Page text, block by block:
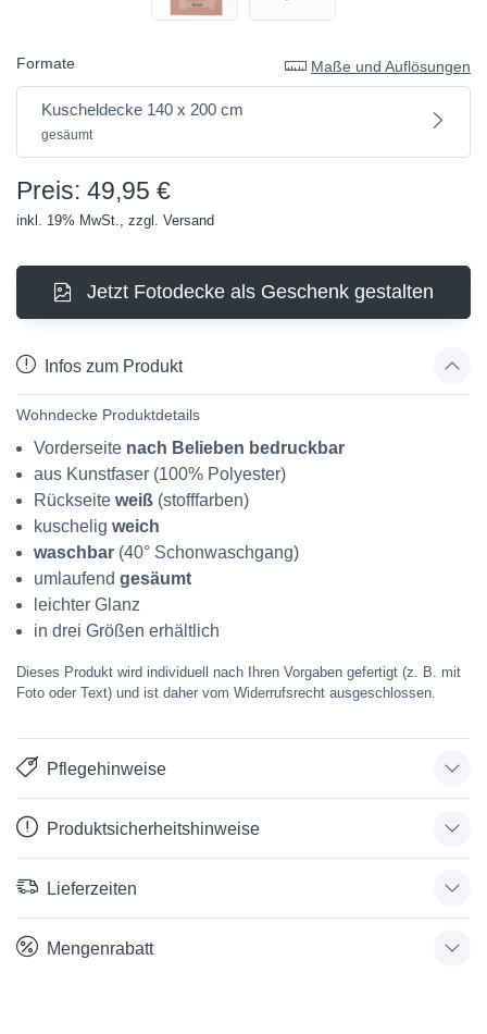
Formate Maße und Auflösungen
Kuscheldecke 140 x 200 cm
gesäumt
Preis: 49,95 €
inkl. 19% MwSt., zzgl. Versand
Jetzt Fotodecke als Geschenk gestalten
Infos zum Produkt
Wohndecke Produktdetails
Vorderseite nach Belieben bedruckbar
aus Kunstfaser (100% Polyester)
Rückseite weiß (stofffarben)
kuschelig weich
waschbar (40° Schonwaschgang)
umlaufend gesäumt
leichter Glanz
in drei Größen erhältlich
Dieses Produkt wird individuell nach Ihren Vorgaben gefertigt (z. B. mit
Foto oder Text) und ist daher vom Widerrufsrecht ausgeschlossen.
Pflegehinweise
Produktsicherheitshinweise
Lieferzeiten
Mengenrabatt